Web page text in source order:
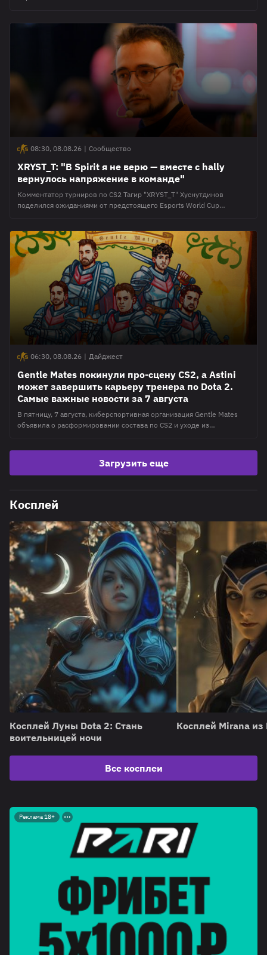
существенного влияния на команду. Публикуется с сохранением
орфографии и пунктуации источника Также interz
прокомментировал недавние перестановки в Team Vitality. По его
мнению, даже с Юстинасом "jL" Лекавичусом в
08:30, 08.08.26 | Сообщество
XRYST_T: "В Spirit я не верю — вместе с hally
вернулось напряжение в команде"
Комментатор турниров по CS2 Тагир "XRYST_T" Хуснутдинов
поделился ожиданиями от предстоящего Esports World Cup
число Team Spirit. Публикуется с сохранением орфографии и
пунктуации источника Также XRYST_T поделился размышлениями о
том, кто из аутсайдеров может удивить зрителей по ходу турнира
06:30, 08.08.26 | Дайджест
Gentle Mates покинули про-сцену CS2, а Astini
может завершить карьеру тренера по Dota 2.
Самые важные новости за 7 августа
В пятницу, 7 августа, киберспортивная организация Gentle Mates
объявила о расформировании состава по CS2 и уходе из
следующий турнир может стать определяющим для его
Загрузить еще
Косплей
Косплей Луны Dota 2: Стань
воительницей ночи
Косплей Mirana из
Все косплеи
Реклама 18+